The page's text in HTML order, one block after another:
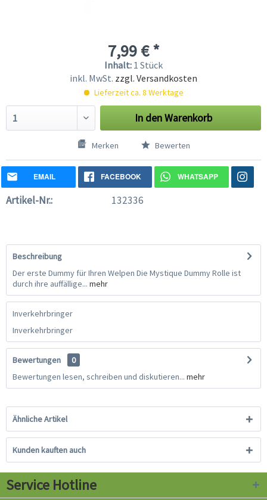
7,99 € *
Inhalt: 1 Stück
inkl. MwSt. zzgl. Versandkosten
Lieferzeit ca. 8 Werktage
In denWarenkorb
Merken Bewerten
EMAIL FACEBOOK WHATSAPP
Artikel-Nr.: 132336
Beschreibung
Der erste Dummy für Ihren Welpen Die Mystique Dummy Rolle ist
durch ihre auffällige... mehr
Inverkehrbringer
Inverkehrbringer
Bewertungen
0
Bewertungen lesen, schreiben und diskutieren... mehr
Ähnliche Artikel
Kunden kauften auch
Service Hotline